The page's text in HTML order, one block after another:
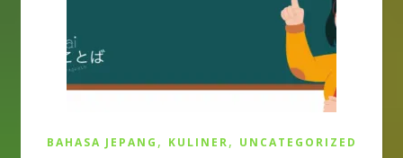
BAHASA JEPANG , KULINER, UNCATEGORIZED